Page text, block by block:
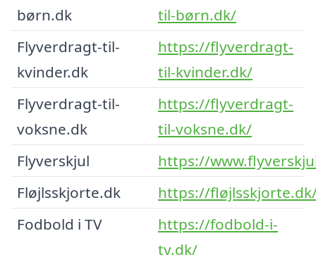
børn.dk
til-børn.dk/
Flyverdragt-til-
kvinder.dk
https://flyverdragt-
til-kvinder.dk/
Flyverdragt-til-
voksne.dk
https://flyverdragt-
til-voksne.dk/
Flyverskjul
https://
Fløjlsskjorte.dk
https://
Fodbold i TV
https://fodbold-i-
tv.dk/